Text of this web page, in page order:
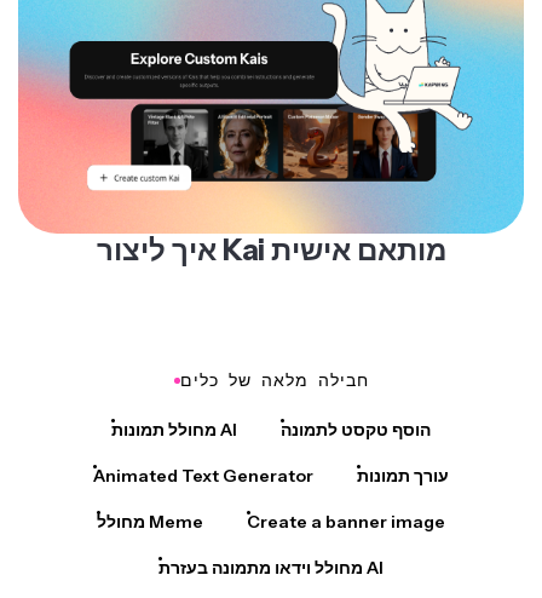
איך ליצור Kai מותאם אישית
חבילה מלאה של כלים
מחולל תמונות AI הוסף טקסט לתמונה
Animated Text Generator עורך תמונות
מחולל Meme Create a banner image
מחולל וידאו מתמונה בעזרת AI